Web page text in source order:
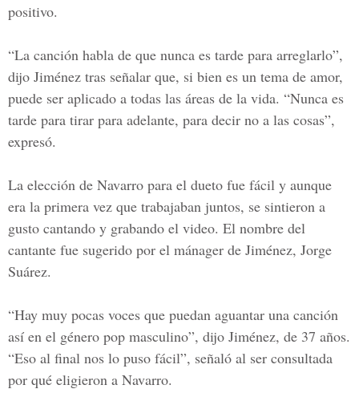
positivo.
“La canción habla de que nunca es tarde para arreglarlo”,
dijo Jiménez tras señalar que, si bien es un tema de amor,
puede ser aplicado a todas las áreas de la vida. “Nunca es
tarde para tirar para adelante, para decir no a las cosas”,
expresó.
La elección de Navarro para el dueto fue fácil y aunque
era la primera vez que trabajaban juntos, se sintieron a
gusto cantando y grabando el video. El nombre del
cantante fue sugerido por el mánager de Jiménez, Jorge
Suárez.
“Hay muy pocas voces que puedan aguantar una canción
así en el género pop masculino”, dijo Jiménez, de 37 años.
“Eso al final nos lo puso fácil”, señaló al ser consultada
por qué eligieron a Navarro.